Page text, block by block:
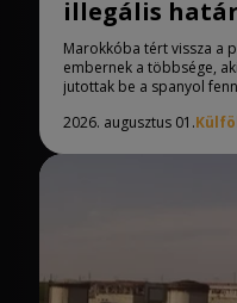
illegális
Marokkóba tért vissza a
embernek a többsége,
jutottak be a spanyol
2026. augusztus 01.